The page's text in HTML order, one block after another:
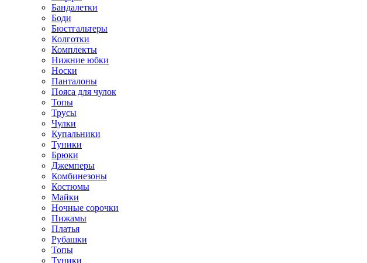
Бандалетки
Боди
Бюстгальтеры
Колготки
Комплекты
Нижние юбки
Носки
Панталоны
Поясa для чулок
Топы
Трусы
Чулки
Купальники
Туники
Брюки
Джемперы
Комбинезоны
Костюмы
Майки
Ночные сорочки
Пижамы
Платья
Рубашки
Топы
Туники